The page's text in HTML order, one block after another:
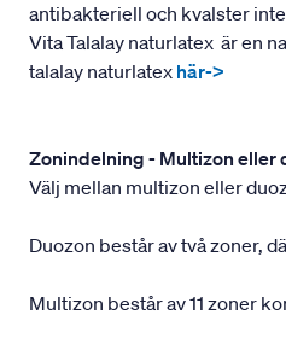
antibakteriell och kvalster
Vita Talalay naturlatex är en
talalay naturlatex här->
Zonindelning - Multizon eller
Välj mellan multizon eller
Duozon består av två zoner,
Multizon består av 11 zoner